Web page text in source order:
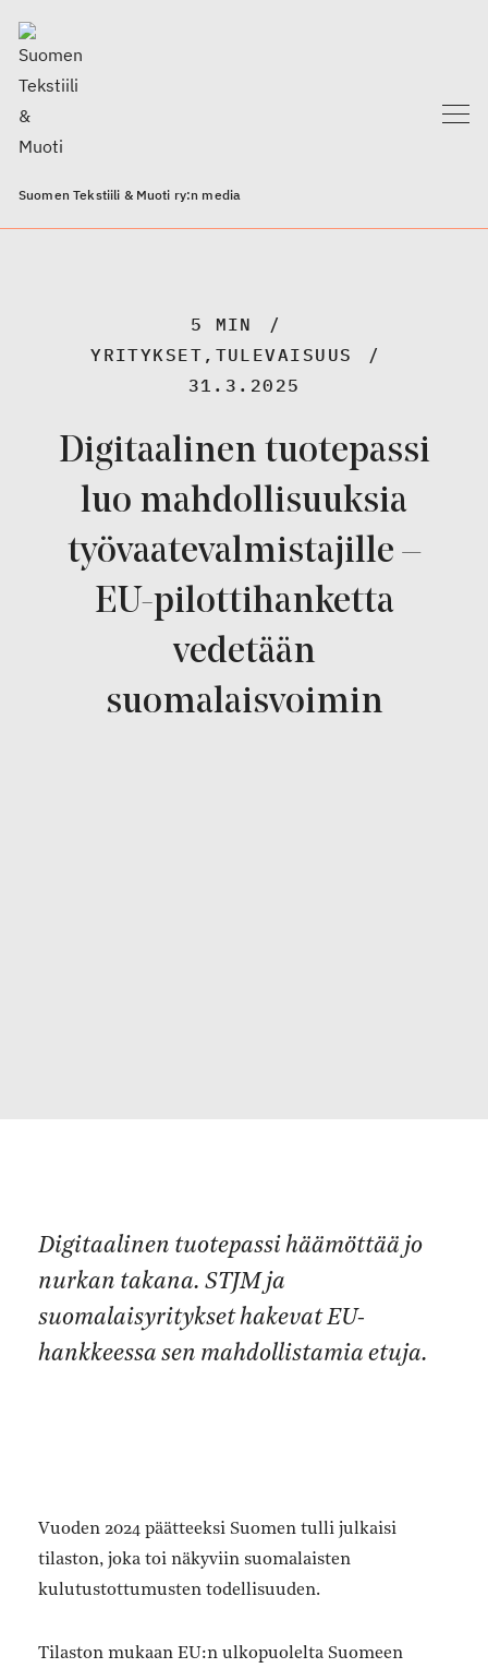
Suomen Tekstiili & Muoti ry:n media
5 MIN
YRITYKSET , TULEVAISUUS
31.3.2025
Digitaalinen tuotepassi
luo mahdollisuuksia
työvaatevalmistajille –
EU-pilottihanketta
vedetään
suomalaisvoimin
Digitaalinen tuotepassi häämöttää jo
nurkan takana. STJM ja
suomalaisyritykset hakevat EU-
hankkeessa sen mahdollistamia etuja.
Vuoden 2024 päätteeksi Suomen tulli julkaisi
tilaston, joka toi näkyviin suomalaisten
kulutustottumusten todellisuuden.
Tilaston mukaan EU:n ulkopuolelta Suomeen